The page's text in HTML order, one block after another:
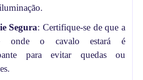
Segura: Certifique-se de que a
onde o cavalo estará é
para evitar quedas ou